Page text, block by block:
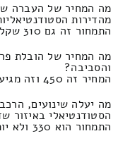
מה המחיר של העברה
מהדירות
התמחור זה גם 310 שקלים.
מה המחיר של הובלת
והסביבה?
המחיר זה 450 וזה מגיע עד 180 שקלים חדשים.
מה יעלה שינועים,
הסטודנטיאלי באיזור
התמחור הוא 330 ולא יותר מ190 שקלים חדשים.